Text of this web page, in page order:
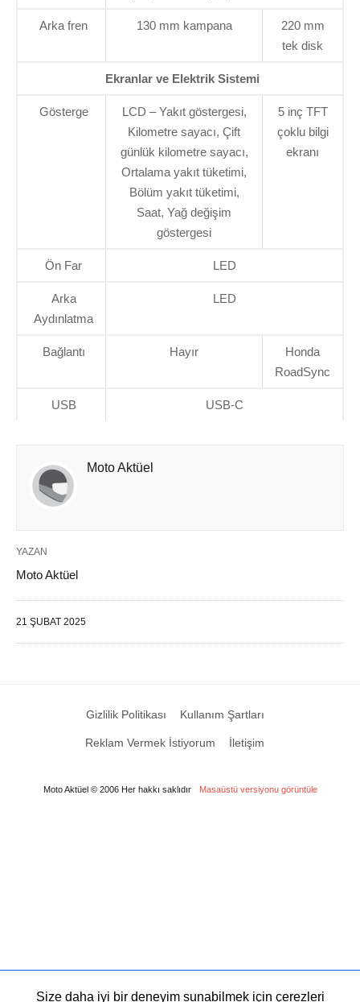
Arka fren 130 mm kampana
220 mm
tek disk
Ekranlar ve Elektrik Sistemi
Gösterge
LCD – Yakıt göstergesi,
Kilometre sayacı, Çift
günlük kilometre sayacı,
Ortalama yakıt tüketimi,
Bölüm yakıt tüketimi,
Saat, Yağ değişim
göstergesi
5 inç TFT
çoklu bilgi
ekranı
Ön Far LED
Arka
Aydınlatma
LED
Bağlantı Hayır
Honda
RoadSync
USB USB-C
Moto Aktüel
YAZAN
Moto Aktüel
21 ŞUBAT 2025
Gizlilik Politikası Kullanım Şartları
Reklam Vermek İstiyorum İletişim
Moto Aktüel © 2006 Her hakkı saklıdır Masaüstü versiyonu görüntüle
Size daha iyi bir deneyim sunabilmek için çerezleri